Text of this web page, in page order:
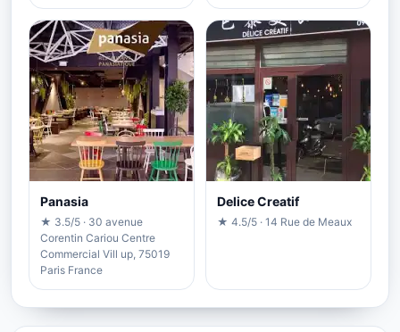
Panasia
★ 3.5/5 · 30 avenue
Corentin Cariou Centre
Commercial Vill up, 75019
Paris France
Delice Creatif
★ 4.5/5 · 14 Rue de Meaux